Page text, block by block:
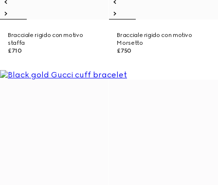
Bracciale rigido con motivo
staffa
£710
Bracciale rigido con motivo
Morsetto
£750